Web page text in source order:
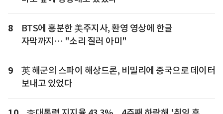
8
BTS에 흥분한 美주지사, 환영 영상에 한글
자막까지… "소리 질러 아미"
9
英 해군의 스파이 해상드론, 비밀리에 중국으로 데이터
보내고 있었다